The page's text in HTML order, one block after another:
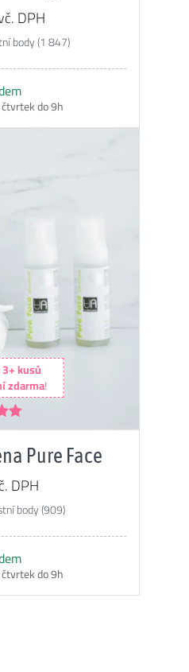
DPH
body (1 847)
do 9h
3+ kusů
zdarma!
Pure Face
DPH
body (909)
do 9h